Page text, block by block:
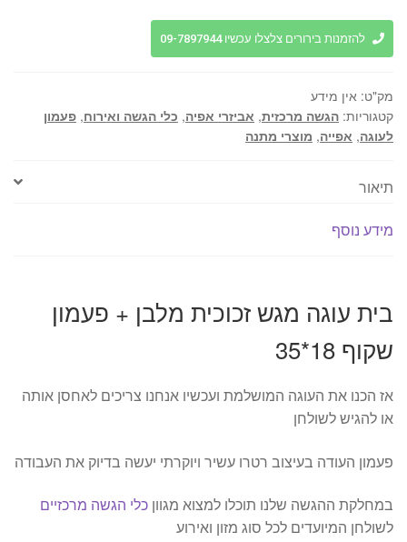
עוגה
מגש
זכוכית
+
פעמון
להזמנות בירורים צלצלו עכשיו 09-7897944
מק"ט: אין מידע
קטגוריות: הגשה מרכזית, אביזרי אפיה, כלי הגשה ואירוח, פעמון
לעוגה, אפייה, מוצרי מתנה
תיאור
מידע נוסף
בית עוגה מגש זכוכית מלבן + פעמון
שקוף 18*35
אז הכנו את העוגה המושלמת ועכשיו אנחנו צריכים לאחסן אותה
או להגיש לשולחן
פעמון העודה בעיצוב רטרו עשיר ויוקרתי יעשה בדיוק את העבודה
במחלקת ההגשה שלנו תוכלו למצוא מגוון כלי הגשה מרכזיים
לשולחן המיועדים לכל סוג מזון ואירוע